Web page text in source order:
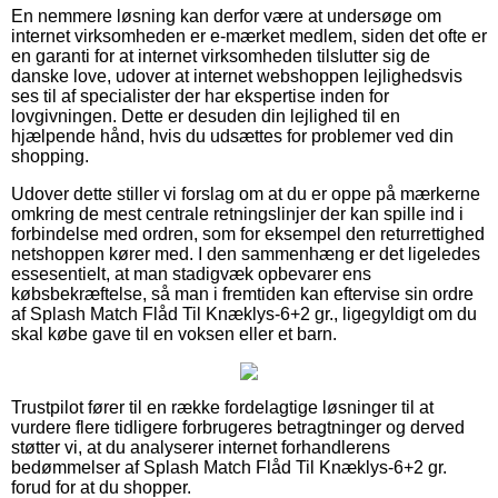
En nemmere løsning kan derfor være at undersøge om
internet virksomheden er e-mærket medlem, siden det ofte er
en garanti for at internet virksomheden tilslutter sig de
danske love, udover at internet webshoppen lejlighedsvis
ses til af specialister der har ekspertise inden for
lovgivningen. Dette er desuden din lejlighed til en
hjælpende hånd, hvis du udsættes for problemer ved din
shopping.
Udover dette stiller vi forslag om at du er oppe på mærkerne
omkring de mest centrale retningslinjer der kan spille ind i
forbindelse med ordren, som for eksempel den returrettighed
netshoppen kører med. I den sammenhæng er det ligeledes
essesentielt, at man stadigvæk opbevarer ens
købsbekræftelse, så man i fremtiden kan eftervise sin ordre
af Splash Match Flåd Til Knæklys-6+2 gr., ligegyldigt om du
skal købe gave til en voksen eller et barn.
Trustpilot fører til en række fordelagtige løsninger til at
vurdere flere tidligere forbrugeres betragtninger og derved
støtter vi, at du analyserer internet forhandlerens
bedømmelser af Splash Match Flåd Til Knæklys-6+2 gr.
forud for at du shopper.